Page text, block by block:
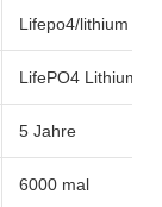
Lifepo4/lithium
LifePO4 Lithium -
5 Jahre
6000 mal